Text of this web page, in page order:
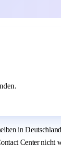
in
Center